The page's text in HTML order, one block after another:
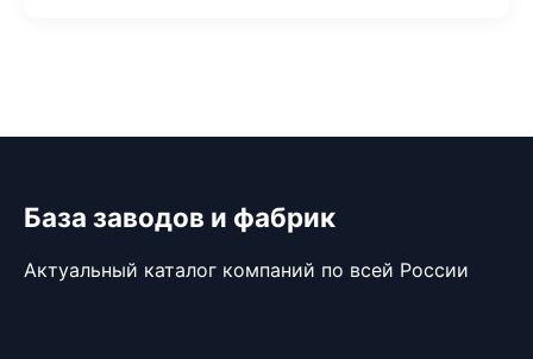
База заводов и фабрик
Актуальный каталог компаний по всей России